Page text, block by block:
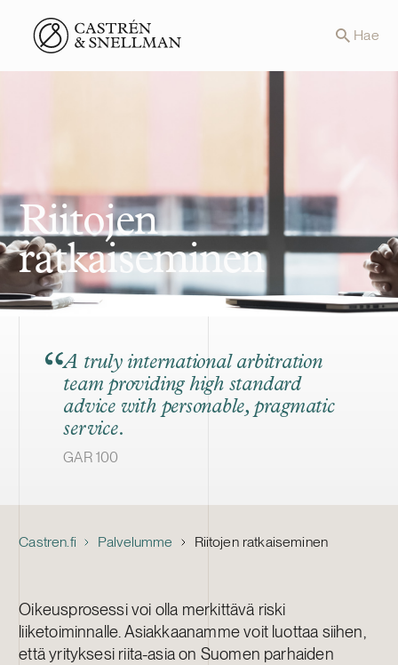
Front page Hae
Riitojen
ratkaiseminen
A truly international arbitration
team providing high standard
advice with personable, pragmatic
service.
GAR 100
Castren.fi Palvelumme Riitojen ratkaiseminen
Oikeusprosessi voi olla merkittävä riski
liiketoiminnalle. Asiakkaanamme voit luottaa siihen,
että yrityksesi riita-asia on Suomen parhaiden